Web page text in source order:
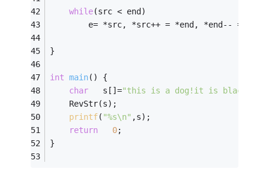
while(src < end)
e= *src, *src++ = *end, *end-- =
}
int main()
{
char
   s[]=
"this is a dog!it is black. "
	RevStr(s);
printf( "%s\n" ,s);
return
0;
}